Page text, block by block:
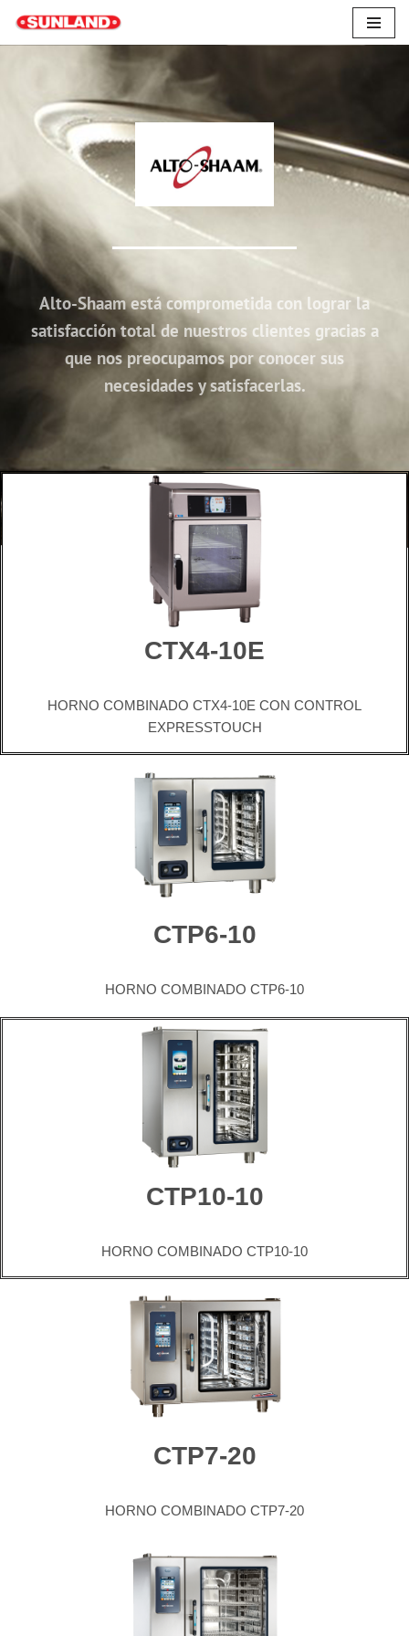
Saltar
Alto-Shaam está comprometida con lograr la
satisfacción total de nuestros clientes gracias a
que nos preocupamos por conocer sus
necesidades y satisfacerlas.
CTX4-10E
HORNO COMBINADO CTX4-10E CON CONTROL
EXPRESSTOUCH
CTP6-10
HORNO COMBINADO CTP6-10
CTP10-10
HORNO COMBINADO CTP10-10
CTP7-20
HORNO COMBINADO CTP7-20